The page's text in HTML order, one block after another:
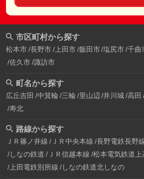
市区町村から探す
松本市 長野市 上田市 飯田市 塩尻市 千曲
佐久市 諏訪市
町名から探す
広丘吉田 中箕輪 三輪 里山辺 井川城 高田
寿北
路線から探す
ＪＲ篠ノ井線 ＪＲ中央本線 長野電鉄長野
しなの鉄道 ＪＲ信越本線 松本電気鉄道上
上田電鉄別所線 しなの鉄道北しなの